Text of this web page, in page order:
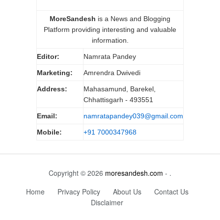
MoreSandesh is a News and Blogging
Platform providing interesting and valuable
information.
Editor: Namrata Pandey
Marketing: Amrendra Dwivedi
Address:
Mahasamund, Barekel,
Chhattisgarh - 493551
Email: namratapandey039@gmail.com
Mobile: +91 7000347968
Copyright © 2026 moresandesh.com - .
Home
Privacy Policy About Us
Contact Us
Disclaimer